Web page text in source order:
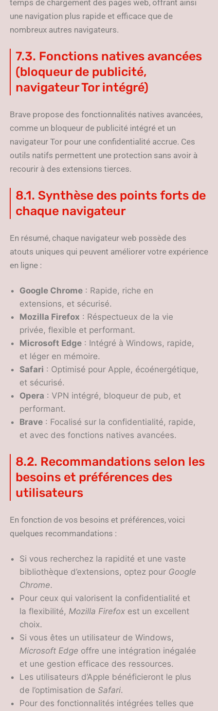
temps de chargement des pages web, offrant ainsi
une navigation plus rapide et efficace que de
nombreux autres navigateurs.
7.3. Fonctions natives avancées
(bloqueur de publicité,
navigateur Tor intégré)
Brave propose des fonctionnalités natives avancées,
comme un bloqueur de publicité intégré et un
navigateur Tor pour une confidentialité accrue. Ces
outils natifs permettent une protection sans avoir à
recourir à des extensions tierces.
8.1. Synthèse des points forts de
chaque navigateur
En résumé, chaque navigateur web possède des
atouts uniques qui peuvent améliorer votre expérience
en ligne :
Google Chrome : Rapide, riche en
extensions, et sécurisé.
Mozilla Firefox : Réspectueux de la vie
privée, flexible et performant.
Microsoft Edge : Intégré à Windows, rapide,
et léger en mémoire.
Safari : Optimisé pour Apple, écoénergétique,
et sécurisé.
Opera : VPN intégré, bloqueur de pub, et
performant.
Brave : Focalisé sur la confidentialité, rapide,
et avec des fonctions natives avancées.
8.2. Recommandations selon les
besoins et préférences des
utilisateurs
En fonction de vos besoins et préférences, voici
quelques recommandations :
Si vous recherchez la rapidité et une vaste
bibliothèque d’extensions, optez pour Google
Chrome.
Pour ceux qui valorisent la confidentialité et
la flexibilité, Mozilla Firefox est un excellent
choix.
Si vous êtes un utilisateur de Windows,
Microsoft Edge offre une intégration inégalée
et une gestion efficace des ressources.
Les utilisateurs d’Apple bénéficieront le plus
de l’optimisation de Safari.
Pour des fonctionnalités intégrées telles que